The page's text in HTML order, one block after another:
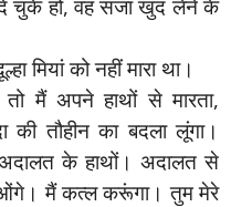
चुके हो, वह सजा खुद लेने के
मियां को नहीं मारा था।
तो मैं अपने हाथों से मारता,
तौहीन का बदला लूंगा।
अदालत के हाथों। अदालत से
मैं कत्ल करूंगा। तुम मेरे